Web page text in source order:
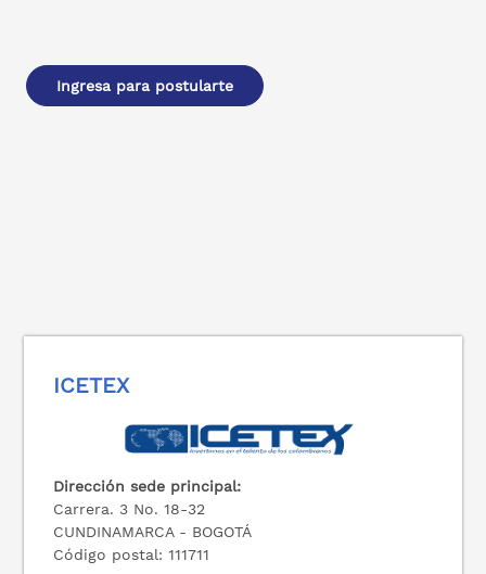
Ingresa para postularte
ICETEX
Dirección sede principal:
Carrera. 3 No. 18-32
CUNDINAMARCA - BOGOTÁ
Código postal: 111711